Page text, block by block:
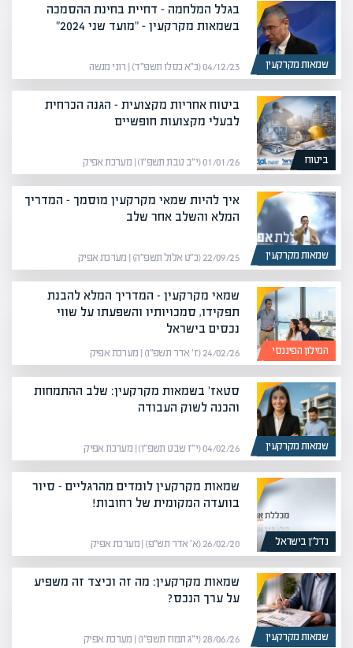
שמאות מקרקעין
בגלל המלחמה – דחיית בחינת ההסמכה
בשמאות מקרקעין – "מועד שני 2024"
04/12/23 (כ״א כסלו תשפ״ד) | רוני מנשה
ביטוח
ביטוח אחריות מקצועית – הגנה הכרחית
לבעלי מקצועות חופשיים
01/01/26 (י״ב טבת תשפ״ו) | מערכת אפיק
שמאות מקרקעין
איך להיות שמאי מקרקעין מוסמך – המדריך
המלא והשלב אחר שלב
22/09/25 (כ״ט אלול תשפ״ה) | מערכת אפיק
המילון הפיננסי
שמאי מקרקעין – המדריך המלא להבנת
תפקידו, סמכויותיו והשפעתו על שווי
נכסים בישראל
24/02/26 (ז׳ אדר תשפ״ו) | מערכת אפיק
שמאות מקרקעין
סטאז' בשמאות מקרקעין: שלב ההתמחות
והכנה לשוק העבודה
04/02/26 (י״ז שבט תשפ״ו) | מערכת אפיק
נדל”ן בישראל
שמאות מקרקעין לומדים מהרגליים – סיור
בוועדה המקומית של רחובות!
26/02/20 (א׳ אדר תש״פ) | מערכת אפיק
שמאות מקרקעין
שמאות מקרקעין: מה זה וכיצד זה משפיע
על ערך הנכס?
28/06/26 (י״ג תמוז תשפ״ו) | מערכת אפיק